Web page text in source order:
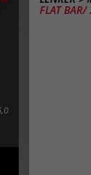
FLAT BAR/